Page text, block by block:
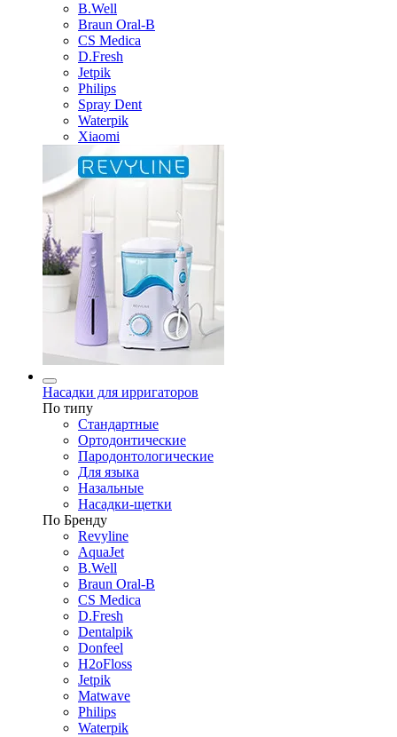
B.Well
Braun Oral-B
CS Medica
D.Fresh
Jetpik
Philips
Spray Dent
Waterpik
Xiaomi
Насадки для ирригаторов
По типу
Стандартные
Ортодонтические
Пародонтологические
Для языка
Назальные
Насадки-щетки
По Бренду
Revyline
AquaJet
B.Well
Braun Oral-B
CS Medica
D.Fresh
Dentalpik
Donfeel
H2oFloss
Jetpik
Matwave
Philips
Waterpik